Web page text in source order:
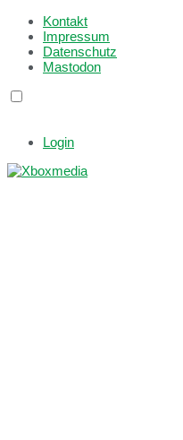
Kontakt
Impressum
Datenschutz
Mastodon
Login